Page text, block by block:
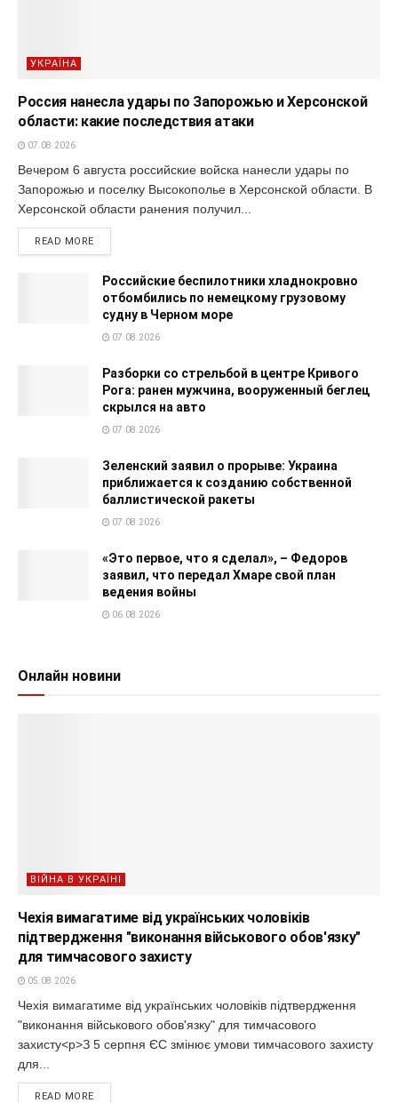
УКРАЇНА
Россия нанесла удары по Запорожью и Херсонской
области: какие последствия атаки
07.08.2026
Вечером 6 августа российские войска нанесли удары по
Запорожью и поселку Высокополье в Херсонской области. В
Херсонской области ранения получил...
READ MORE
Российские беспилотники хладнокровно
отбомбились по немецкому грузовому
судну в Черном море
07.08.2026
Разборки со стрельбой в центре Кривого
Рога: ранен мужчина, вооруженный беглец
скрылся на авто
07.08.2026
Зеленский заявил о прорыве: Украина
приближается к созданию собственной
баллистической ракеты
07.08.2026
«Это первое, что я сделал», – Федоров
заявил, что передал Хмаре свой план
ведения войны
06.08.2026
Онлайн новини
ВІЙНА В УКРАЇНІ
Чехія вимагатиме від українських чоловіків
підтвердження "виконання військового обов'язку"
для тимчасового захисту
05.08.2026
Чехія вимагатиме від українських чоловіків підтвердження
"виконання військового обов'язку" для тимчасового
захисту<p>З 5 серпня ЄС змінює умови тимчасового захисту
для...
READ MORE